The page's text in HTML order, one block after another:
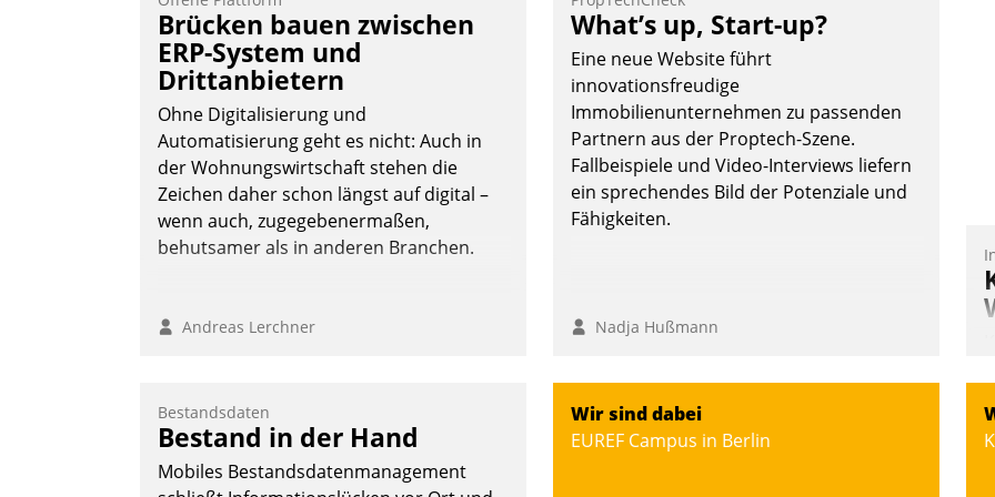
Vernetzungsideen fürs Quartier.
Dazwischen zeigte Datatrain, was es
Neues zu bieten hat.
Nadja Hußmann
Brücken bauen zwischen
ERP-System und
Drittanbietern
Ohne Digitalisierung und
Automatisierung geht es nicht: Auch in
der Wohnungswirtschaft stehen die
Zeichen daher schon längst auf digital –
wenn auch, zugegebenermaßen,
behutsamer als in anderen Branchen.
Andreas Lerchner
What’s up, Start-up?
Eine neue Website führt
innovationsfreudige
Immobilienunternehmen zu passenden
Partnern aus der Proptech-Szene.
Fallbeispiele und Video-Interviews liefern
ein sprechendes Bild der Potenziale und
Fähigkeiten.
Nadja Hußmann
Bestandsdaten
Bestand in der Hand
Mobiles Bestandsdatenmanagement
Wir sind dabei
EUREF Campus in Berlin